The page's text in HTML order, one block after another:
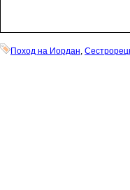
Поход на Иордан,